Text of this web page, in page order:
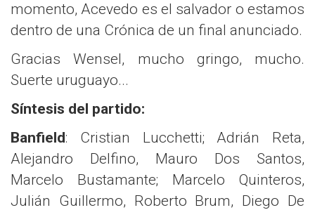
momento, Acevedo es el salvador o estamos
dentro de una Crónica de un final anunciado.
Gracias Wensel, mucho gringo, mucho.
Suerte uruguayo...
Síntesis del partido:
Banfield: Cristian Lucchetti; Adrián Reta,
Alejandro Delfino, Mauro Dos Santos,
Marcelo Bustamante; Marcelo Quinteros,
Julián Guillermo, Roberto Brum, Diego De